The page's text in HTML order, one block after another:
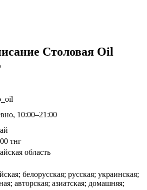
Столовая Oil
10:00–21:00
тнг
область
белорусская; русская; украинская;
авторская; азиатская; домашняя;